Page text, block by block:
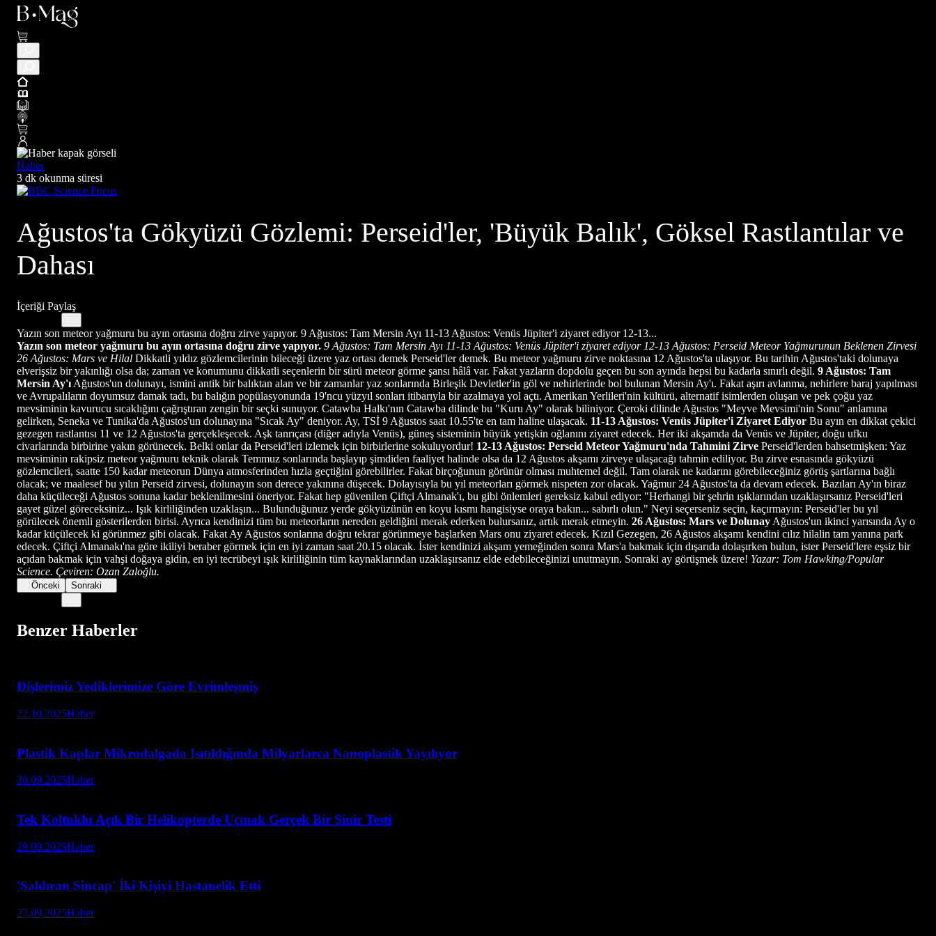
Haber
3 dk okunma süresi
Ağustos'ta Gökyüzü Gözlemi: Perseid'ler, 'Büyük Balık', Göksel Rastlantılar ve
Dahası
İçeriği Paylaş
Yazın son meteor yağmuru bu ayın ortasına doğru zirve yapıyor. 9 Ağustos: Tam Mersin Ayı 11-13 Ağustos: Venüs Jüpiter'i ziyaret ediyor 12-13...
Yazın son meteor yağmuru bu ayın ortasına doğru zirve yapıyor. 9 Ağustos: Tam Mersin Ayı 11-13 Ağustos: Venüs Jüpiter'i ziyaret ediyor 12-13 Ağustos: Perseid Meteor Yağmurunun Beklenen Zirvesi
26 Ağustos: Mars ve Hilal Dikkatli yıldız gözlemcilerinin bileceği üzere yaz ortası demek Perseid'ler demek. Bu meteor yağmuru zirve noktasına 12 Ağustos'ta ulaşıyor. Bu tarihin Ağustos'taki dolunaya
elverişsiz bir yakınlığı olsa da; zaman ve konumunu dikkatli seçenlerin bir sürü meteor görme şansı hâlâ var. Fakat yazların dopdolu geçen bu son ayında hepsi bu kadarla sınırlı değil. 9 Ağustos: Tam
Mersin Ay'ı Ağustos'un dolunayı, ismini antik bir balıktan alan ve bir zamanlar yaz sonlarında Birleşik Devletler'in göl ve nehirlerinde bol bulunan Mersin Ay'ı. Fakat aşırı avlanma, nehirlere baraj yapılması
ve Avrupalıların doyumsuz damak tadı, bu balığın popülasyonunda 19'ncu yüzyıl sonları itibarıyla bir azalmaya yol açtı. Amerikan Yerlileri'nin kültürü, alternatif isimlerden oluşan ve pek çoğu yaz
mevsiminin kavurucu sıcaklığını çağrıştıran zengin bir seçki sunuyor. Catawba Halkı'nın Catawba dilinde bu "Kuru Ay" olarak biliniyor. Çeroki dilinde Ağustos "Meyve Mevsimi'nin Sonu" anlamına
gelirken, Seneka ve Tunika'da Ağustos'un dolunayına "Sıcak Ay" deniyor. Ay, TSİ 9 Ağustos saat 10.55'te en tam haline ulaşacak. 11-13 Ağustos: Venüs Jüpiter'i Ziyaret Ediyor Bu ayın en dikkat çekici
gezegen rastlantısı 11 ve 12 Ağustos'ta gerçekleşecek. Aşk tanrıçası (diğer adıyla Venüs), güneş sisteminin büyük yetişkin oğlanını ziyaret edecek. Her iki akşamda da Venüs ve Jüpiter, doğu ufku
civarlarında birbirine yakın görünecek. Belki onlar da Perseid'leri izlemek için birbirlerine sokuluyordur! 12-13 Ağustos: Perseid Meteor Yağmuru'nda Tahmini Zirve Perseid'lerden bahsetmişken: Yaz
mevsiminin rakipsiz meteor yağmuru teknik olarak Temmuz sonlarında başlayıp şimdiden faaliyet halinde olsa da 12 Ağustos akşamı zirveye ulaşacağı tahmin ediliyor. Bu zirve esnasında gökyüzü
gözlemcileri, saatte 150 kadar meteorun Dünya atmosferinden hızla geçtiğini görebilirler. Fakat birçoğunun görünür olması muhtemel değil. Tam olarak ne kadarını görebileceğiniz görüş şartlarına bağlı
olacak; ve maalesef bu yılın Perseid zirvesi, dolunayın son derece yakınına düşecek. Dolayısıyla bu yıl meteorları görmek nispeten zor olacak. Yağmur 24 Ağustos'ta da devam edecek. Bazıları Ay'ın biraz
daha küçüleceği Ağustos sonuna kadar beklenilmesini öneriyor. Fakat hep güvenilen Çiftçi Almanak'ı, bu gibi önlemleri gereksiz kabul ediyor: "Herhangi bir şehrin ışıklarından uzaklaşırsanız Perseid'leri
gayet güzel göreceksiniz... Işık kirliliğinden uzaklaşın... Bulunduğunuz yerde gökyüzünün en koyu kısmı hangisiyse oraya bakın... sabırlı olun." Neyi seçerseniz seçin, kaçırmayın: Perseid'ler bu yıl
görülecek önemli gösterilerden birisi. Ayrıca kendinizi tüm bu meteorların nereden geldiğini merak ederken bulursanız, artık merak etmeyin. 26 Ağustos: Mars ve Dolunay Ağustos'un ikinci yarısında Ay o
kadar küçülecek ki görünmez gibi olacak. Fakat Ay Ağustos sonlarına doğru tekrar görünmeye başlarken Mars onu ziyaret edecek. Kızıl Gezegen, 26 Ağustos akşamı kendini cılız hilalin tam yanına park
edecek. Çiftçi Almanakı'na göre ikiliyi beraber görmek için en iyi zaman saat 20.15 olacak. İster kendinizi akşam yemeğinden sonra Mars'a bakmak için dışarıda dolaşırken bulun, ister Perseid'lere eşsiz bir
açıdan bakmak için vahşi doğaya gidin, en iyi tecrübeyi ışık kirliliğinin tüm kaynaklarından uzaklaşırsanız elde edebileceğinizi unutmayın. Sonraki ay görüşmek üzere! Yazar: Tom Hawking/Popular
Science. Çeviren: Ozan Zaloğlu.
Önceki Sonraki
Benzer Haberler
Dişlerimiz Yediklerimize Göre Evrimleşmiş
22.10.2025Haber
Plastik Kaplar Mikrodalgada Isıtıldığında Milyarlarca Nanoplastik Yayılıyor
30.09.2025Haber
Tek Koltuklu Açık Bir Helikopterde Uçmak Gerçek Bir Sinir Testi
29.09.2025Haber
'Saldıran Sincap' İki Kişiyi Hastanelik Etti
27.09.2025Haber